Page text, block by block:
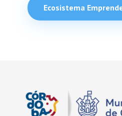
Ecosistema